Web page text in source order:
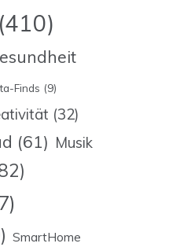
(410)
Finds (9)
(32)
(61) Musik
SmartHome